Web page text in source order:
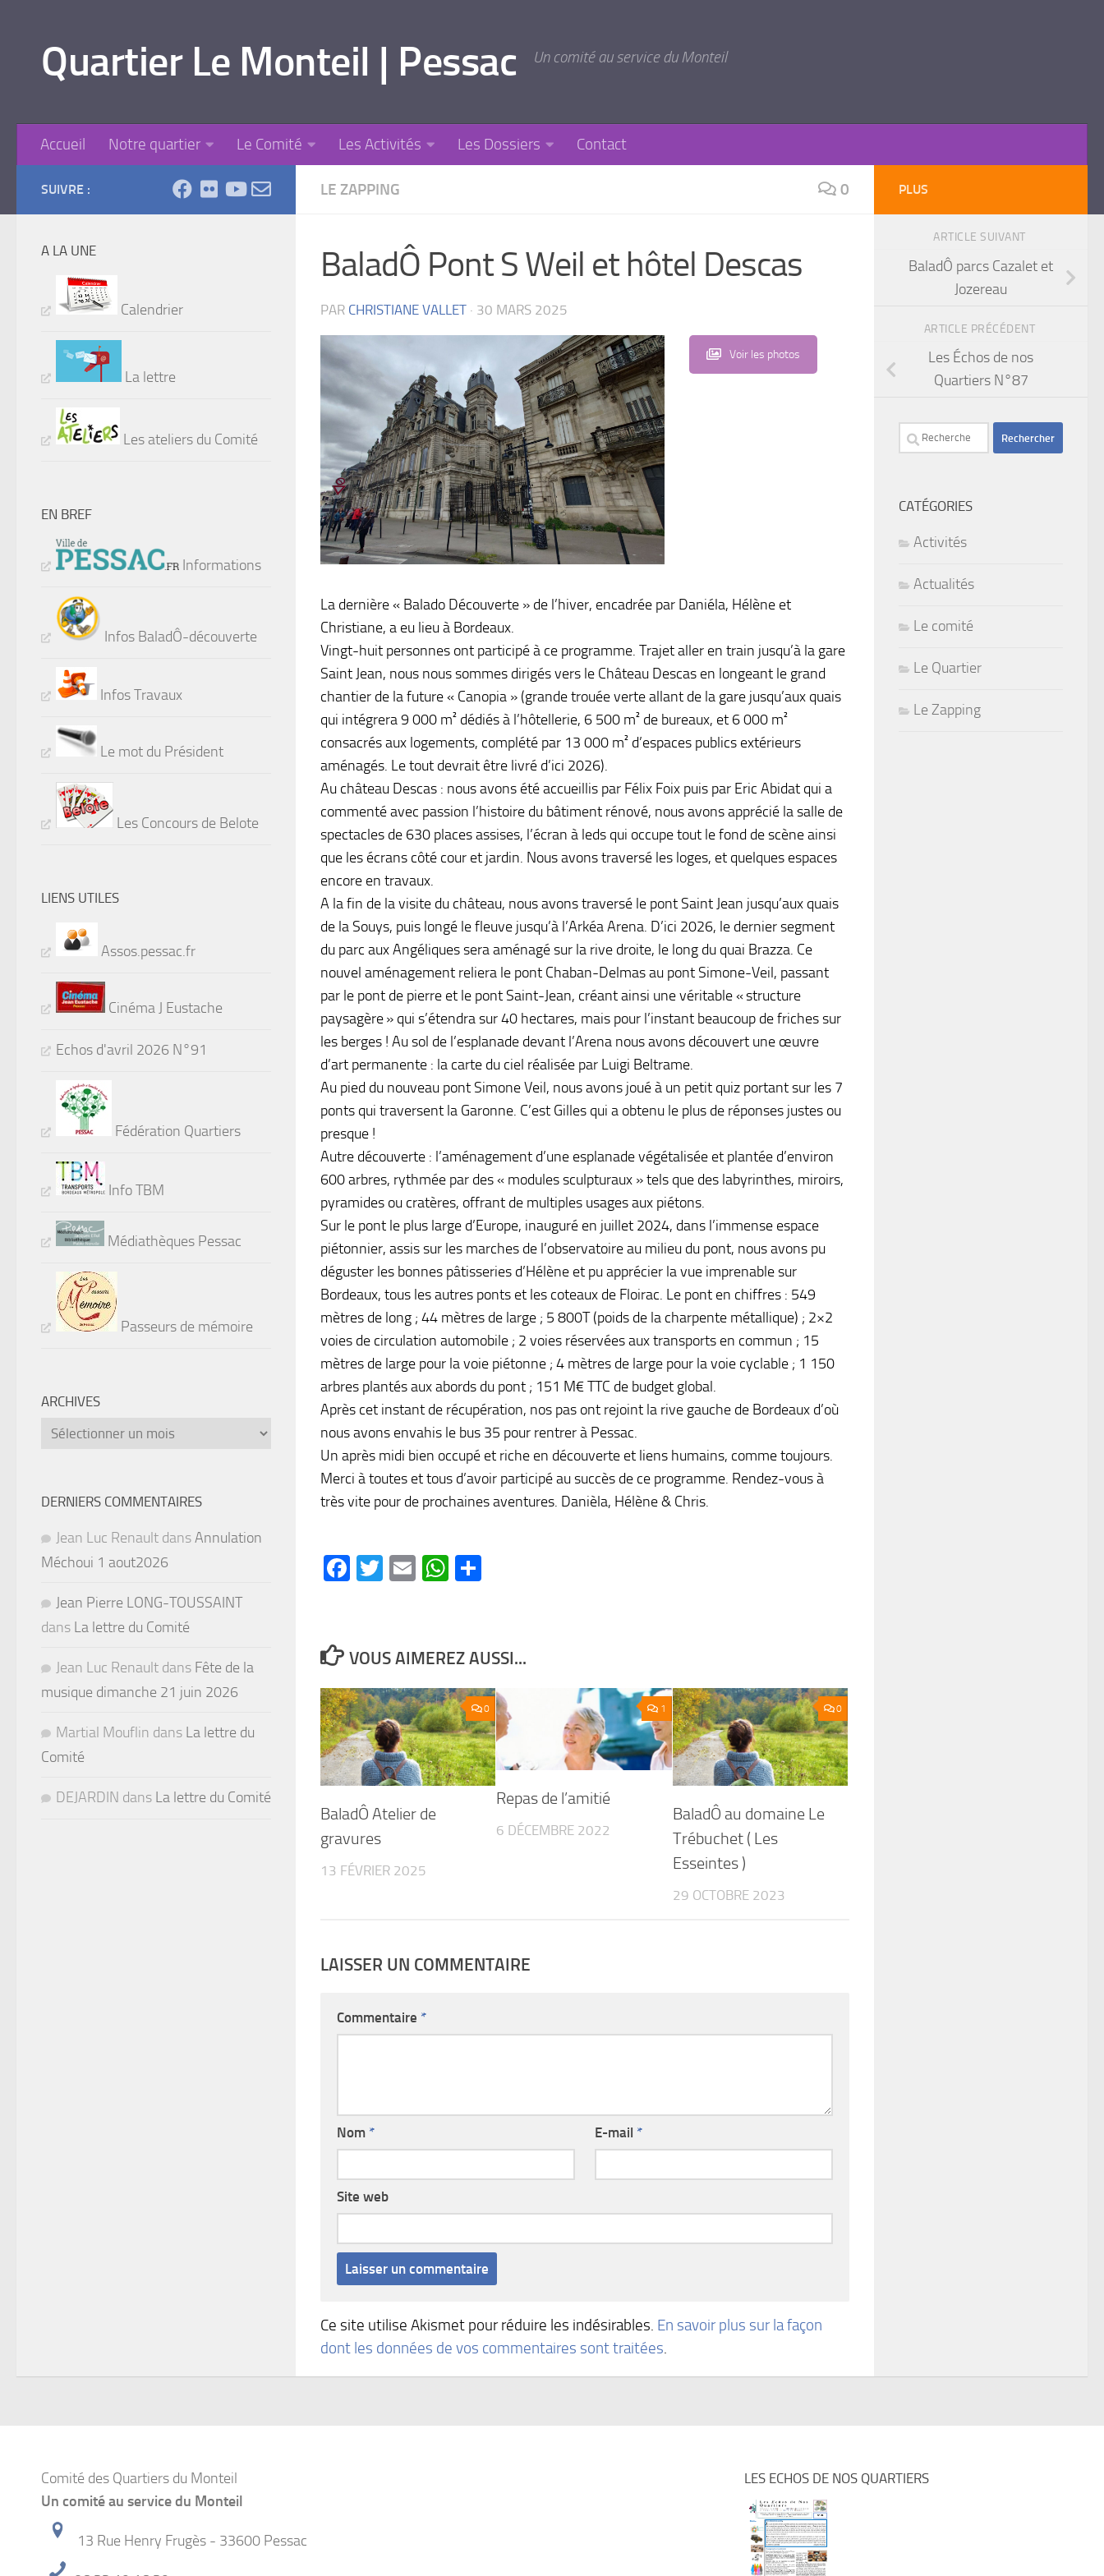
Quartier Le Monteil | Pessac Un comité au service du Monteil
Accueil Notre quartier Le Comité Les Activités Les Dossiers Contact
LE ZAPPING 0
BaladÔ Pont S Weil et hôtel Descas
PAR CHRISTIANE VALLET · 30 MARS 2025
Voir les photos
La dernière « Balado Découverte » de l’hiver, encadrée par Daniéla, Hélène et
Christiane, a eu lieu à Bordeaux.
Vingt-huit personnes ont participé à ce programme. Trajet aller en train jusqu’à la gare
Saint Jean, nous nous sommes dirigés vers le Château Descas en longeant le grand
chantier de la future « Canopia » (grande trouée verte allant de la gare jusqu’aux quais
qui intégrera 9 000 m² dédiés à l’hôtellerie, 6 500 m² de bureaux, et 6 000 m²
consacrés aux logements, complété par 13 000 m² d’espaces publics extérieurs
aménagés. Le tout devrait être livré d’ici 2026).
Au château Descas : nous avons été accueillis par Félix Foix puis par Eric Abidat qui a
commenté avec passion l’histoire du bâtiment rénové, nous avons apprécié la salle de
spectacles de 630 places assises, l’écran à leds qui occupe tout le fond de scène ainsi
que les écrans côté cour et jardin. Nous avons traversé les loges, et quelques espaces
encore en travaux.
A la fin de la visite du château, nous avons traversé le pont Saint Jean jusqu’aux quais
de la Souys, puis longé le fleuve jusqu’à l’Arkéa Arena. D’ici 2026, le dernier segment
du parc aux Angéliques sera aménagé sur la rive droite, le long du quai Brazza. Ce
nouvel aménagement reliera le pont Chaban-Delmas au pont Simone-Veil, passant
par le pont de pierre et le pont Saint-Jean, créant ainsi une véritable « structure
paysagère » qui s’étendra sur 40 hectares, mais pour l’instant beaucoup de friches sur
les berges ! Au sol de l’esplanade devant l’Arena nous avons découvert une œuvre
d’art permanente : la carte du ciel réalisée par Luigi Beltrame.
Au pied du nouveau pont Simone Veil, nous avons joué à un petit quiz portant sur les 7
ponts qui traversent la Garonne. C’est Gilles qui a obtenu le plus de réponses justes ou
presque !
Autre découverte : l’aménagement d’une esplanade végétalisée et plantée d’environ
600 arbres, rythmée par des « modules sculpturaux » tels que des labyrinthes, miroirs,
pyramides ou cratères, offrant de multiples usages aux piétons.
Sur le pont le plus large d’Europe, inauguré en juillet 2024, dans l’immense espace
piétonnier, assis sur les marches de l’observatoire au milieu du pont, nous avons pu
déguster les bonnes pâtisseries d’Hélène et pu apprécier la vue imprenable sur
Bordeaux, tous les autres ponts et les coteaux de Floirac. Le pont en chiffres : 549
mètres de long ; 44 mètres de large ; 5 800T (poids de la charpente métallique) ; 2×2
voies de circulation automobile ; 2 voies réservées aux transports en commun ; 15
mètres de large pour la voie piétonne ; 4 mètres de large pour la voie cyclable ; 1 150
arbres plantés aux abords du pont ; 151 M€ TTC de budget global.
Après cet instant de récupération, nos pas ont rejoint la rive gauche de Bordeaux d’où
nous avons envahis le bus 35 pour rentrer à Pessac.
Un après midi bien occupé et riche en découverte et liens humains, comme toujours.
Merci à toutes et tous d’avoir participé au succès de ce programme. Rendez-vous à
très vite pour de prochaines aventures. Danièla, Hélène & Chris.
Facebook
Twitter
EmailWhatsApp
VOUS AIMEREZ AUSSI...
0
BaladÔ Atelier de
gravures
13 FÉVRIER 2025
1
Repas de l’amitié
6 DÉCEMBRE 2022
0
BaladÔ au domaine Le
Trébuchet ( Les
Esseintes )
29 OCTOBRE 2023
LAISSER UN COMMENTAIRE
Commentaire *
Nom * E-mail *
Site web
Ce site utilise Akismet pour réduire les indésirables. En savoir plus sur la façon
dont les données de vos commentaires sont traitées.
SUIVRE :
A LA UNE
Calendrier
La lettre
Les ateliers du Comité
EN BREF
Informations
Infos BaladÔ-découverte
Infos Travaux
Le mot du Président
Les Concours de Belote
LIENS UTILES
Assos.pessac.fr
Cinéma J Eustache
Echos d'avril 2026 N°91
Fédération Quartiers
Info TBM
Médiathèques Pessac
Passeurs de mémoire
ARCHIVES
Archives
DERNIERS COMMENTAIRES
Jean Luc Renault dansAnnulation
Méchoui 1 aout2026
Jean Pierre LONG-TOUSSAINT
dans La lettre du Comité
Jean Luc Renault dans Fête de la
musique dimanche 21 juin 2026
Martial Mouflin dans La lettre du
Comité
DEJARDIN dans La lettre du Comité
PLUS
ARTICLE SUIVANT
BaladÔ parcs Cazalet et
Jozereau
ARTICLE PRÉCÉDENT
Les Échos de nos
Quartiers N°87
Rechercher :
CATÉGORIES
Activités
Actualités
Le comité
Le Quartier
Le Zapping
Comité des Quartiers du Monteil
Un comité au service du Monteil
13 Rue Henry Frugès - 33600 Pessac
LES ECHOS DE NOS QUARTIERS